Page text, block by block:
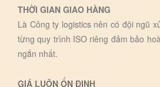
THỜI GIAN GIAO HÀNG
Là Công ty logistics nên có đội ngũ
từng quy trình ISO riêng đảm bảo
ngắn nhất.
GIÁ LUÔN ỔN ĐỊNH